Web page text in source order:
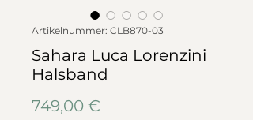
Artikelnummer: CLB870-03
Sahara Luca Lorenzini
Halsband
749,00 €